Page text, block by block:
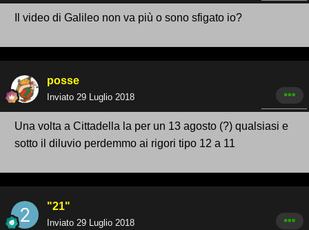
Il video di Galileo non va più o sono sfigato io?
posse
Inviato 29 Luglio 2018
Una volta a Cittadella la per un 13 agosto (?) qualsiasi e
sotto il diluvio perdemmo ai rigori tipo 12 a 11
"21"
Inviato 29 Luglio 2018